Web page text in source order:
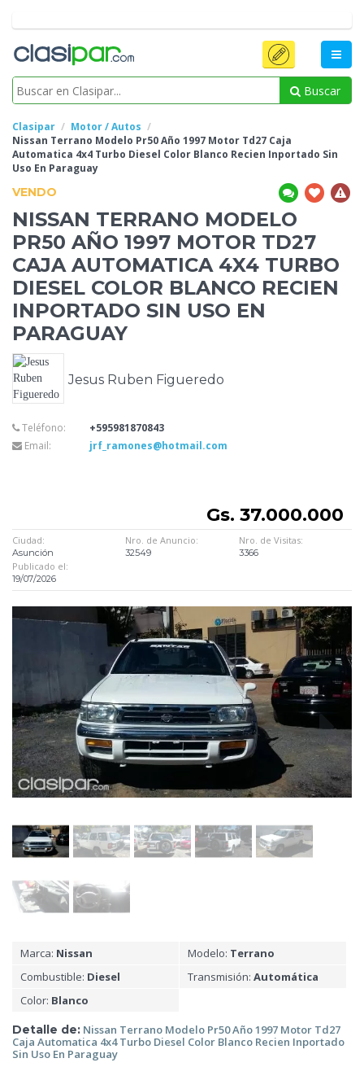
Buscar
Clasipar
Motor / Autos
Nissan Terrano Modelo Pr50 Año 1997 Motor Td27 Caja
Automatica 4x4 Turbo Diesel Color Blanco Recien Inportado Sin
Uso En Paraguay
VENDO
NISSAN TERRANO MODELO
PR50 AÑO 1997 MOTOR TD27
CAJA AUTOMATICA 4X4 TURBO
DIESEL COLOR BLANCO RECIEN
INPORTADO SIN USO EN
PARAGUAY
Jesus Ruben Figueredo
Teléfono:
+595981870843
Email:
jrf_ramones@hotmail.com
Gs. 37.000.000
Ciudad:
Asunción
Nro. de Anuncio:
32549
Nro. de Visitas:
3366
Publicado el:
19/07/2026
Marca: Nissan Modelo: Terrano
Combustible: Diesel Transmisión: Automática
Color: Blanco
Detalle de: Nissan Terrano Modelo Pr50 Año 1997 Motor Td27
Caja Automatica 4x4 Turbo Diesel Color Blanco Recien Inportado
Sin Uso En Paraguay